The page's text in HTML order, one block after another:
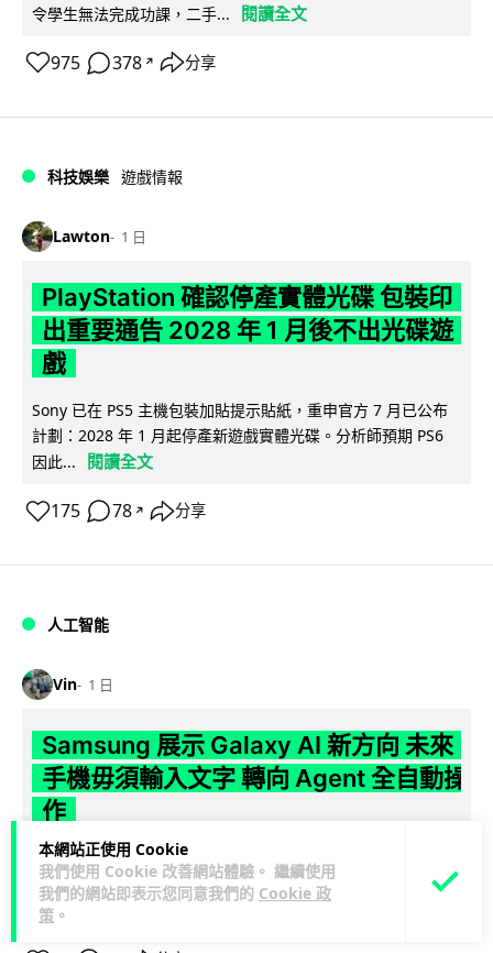
本網站正使用 Cookie
我們使用 Cookie 改善網站體驗。 繼續使用
我們的網站即表示您同意我們的 Cookie 政
策 。
令學生無法完成功課，二手...
閱讀全文
975 378 ↗ 分享
科技娛樂 遊戲情報
Lawton 1 日
PlayStation 確認停產實體光碟 包裝印
出重要通告 2028 年 1 月後不出光碟遊
戲
Sony 已在 PS5 主機包裝加貼提示貼紙，重申官方 7 月已公布
計劃：2028 年 1 月起停產新遊戲實體光碟。分析師預期 PS6
因此...
閱讀全文
175 78 ↗ 分享
人工智能
Vin 1 日
Samsung 展示 Galaxy AI 新方向 未來
手機毋須輸入文字 轉向 Agent 全自動操
作
Samsung 電子 MX 部門顧客體驗辦公室主管兼副總裁 Jay Kim
表示，品牌正推動 Galaxy AI 邁向全自動化 Agent...
閱讀全
文